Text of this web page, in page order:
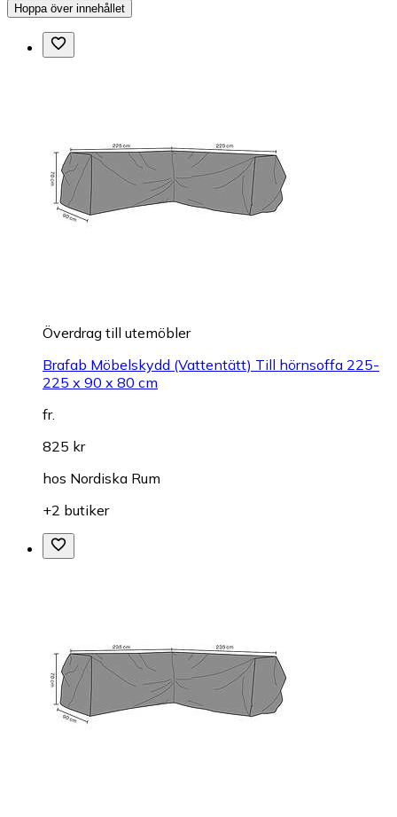
Hoppa över innehållet
Överdrag till utemöbler
Brafab Möbelskydd (Vattentätt) Till hörnsoffa 225-
225 x 90 x 80 cm
fr.
825 kr
hos Nordiska Rum
+2 butiker